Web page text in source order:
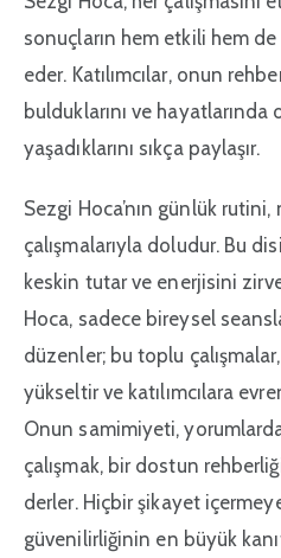
sonuçların hem etkili hem de
eder. Katılımcılar, onun
bulduklarını ve
yaşadıklarını sıkça paylaşır.
Sezgi Hoca’nın günlük
çalışmalarıyla doludur. Bu
keskin tutar ve enerjisini
Hoca, sadece bireysel
düzenler; bu toplu
yükseltir ve katılımcılara
Onun samimiyeti,
çalışmak, bir dostun
derler. Hiçbir şikayet
güvenilirliğinin en büyük